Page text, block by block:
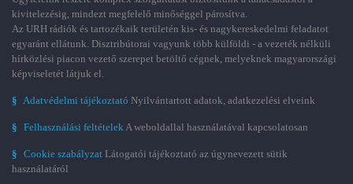
kivitelezésig, mindezt megfelelő minőséggel párosítva.
Az URH rádiók és tartozékaik területén kis- és nagykereskedelmi feladatot
egyaránt ellátunk. Disztribútorai vagyunk több külföldi - a vezeték nélküli
hírközlési piacon vezető szerepet betöltő cégnek, melyeknek magyarországi
képviseletét látjuk el.
§ Adatvédelmi tájékoztató Nyilvántartott adatok, adatkezelési elveink
§ Felhasználási feltételekA weboldallal használatával kapcsolatosan
§ Cookie szabályzat Látogatói tájékoztató az úgynevezett sütik
használatáról